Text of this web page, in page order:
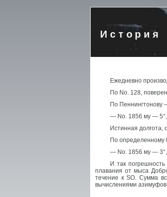
История
Ежедневно
По No. 128,
По Пеннингтонову
— No. 1856 му —
Истинная долгота,
По определенному
— No. 1856 му —
И так
плавания от мыса
течение к SO. Сумма
вычислениями